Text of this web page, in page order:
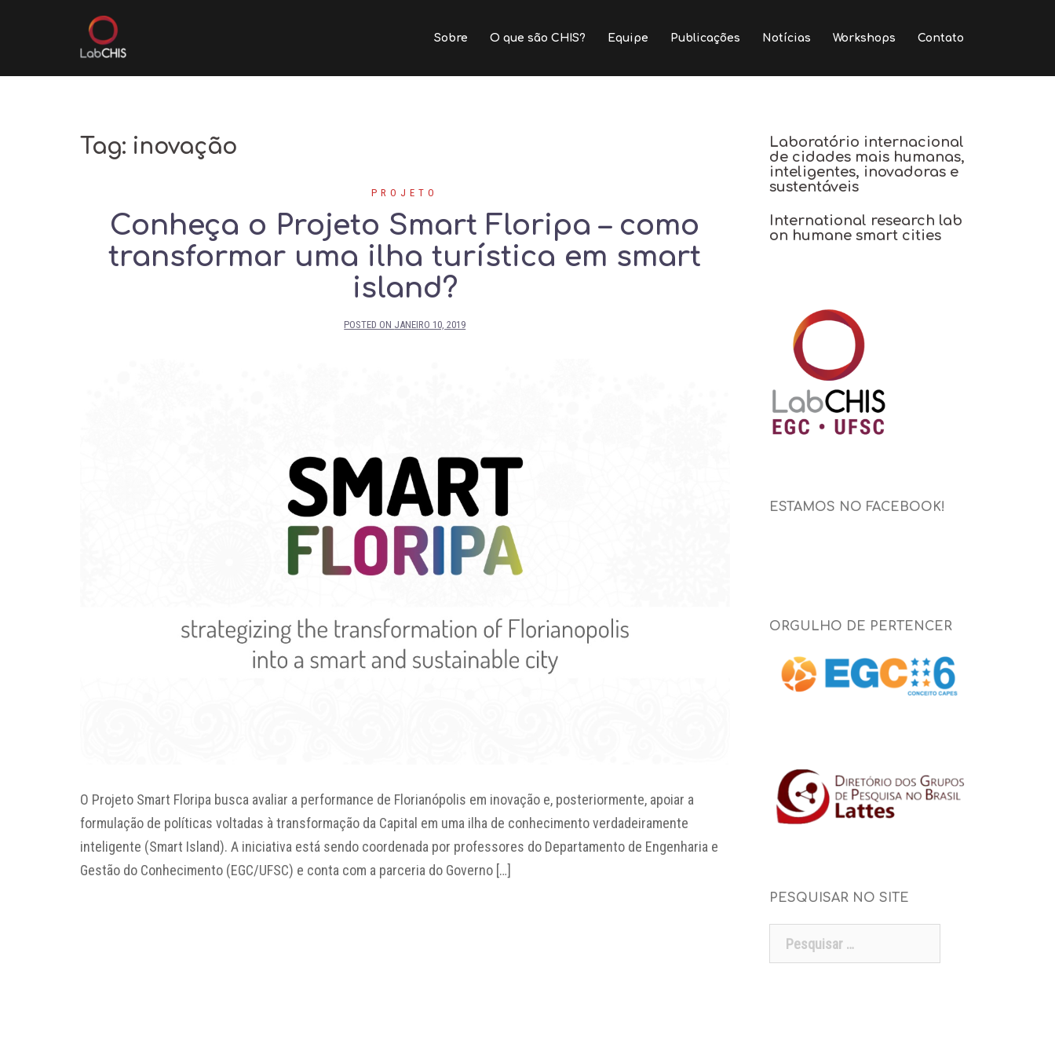
Sobre O que são CHIS? Equipe Publicações Notícias Workshops Contato
Tag: inovação
PROJETO
Conheça o Projeto Smart Floripa – como
transformar uma ilha turística em smart
island?
POSTED ON JANEIRO 10, 2019
O Projeto Smart Floripa busca avaliar a performance de Florianópolis em inovação e, posteriormente, apoiar a
formulação de políticas voltadas à transformação da Capital em uma ilha de conhecimento verdadeiramente
inteligente (Smart Island). A iniciativa está sendo coordenada por professores do Departamento de Engenharia e
Gestão do Conhecimento (EGC/UFSC) e conta com a parceria do Governo […]
Laboratório internacional
de cidades mais humanas,
inteligentes, inovadoras e
sustentáveis
International research lab
on humane smart cities
ESTAMOS NO FACEBOOK!
ORGULHO DE PERTENCER
PESQUISAR NO SITE
Pesquisar
por: